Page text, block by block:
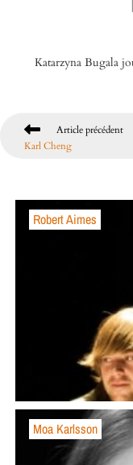
Katarzyna Bugala
Article précédent
Karl Cheng
Robert Aimes
Moa Karlsson